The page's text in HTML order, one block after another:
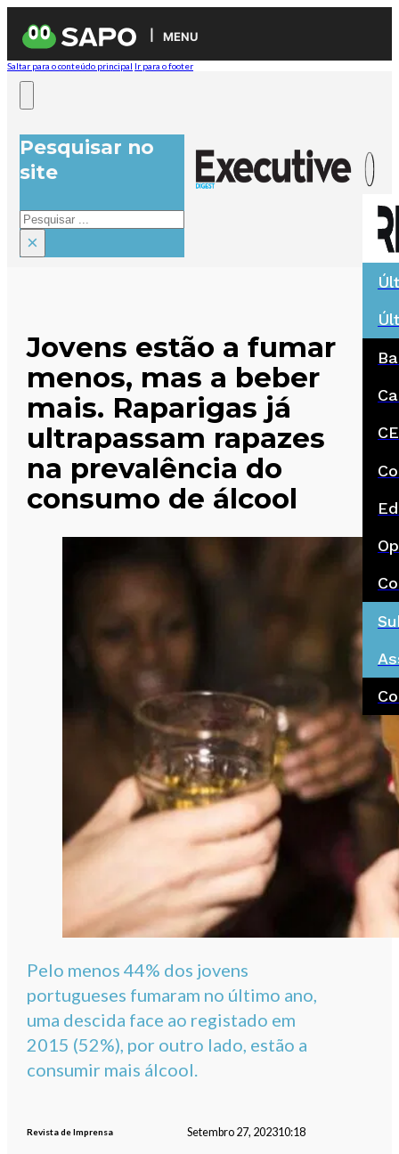
MENU
Saltar para o conteúdo principal Ir para o footer
Pesquisar no
site
Pesquisar
×
Jovens estão a fumar
menos, mas a beber
mais. Raparigas já
ultrapassam rapazes
na prevalência do
consumo de álcool
Pelo menos 44% dos jovens
portugueses fumaram no último ano,
uma descida face ao registado em
2015 (52%), por outro lado, estão a
consumir mais álcool.
Revista de Imprensa Setembro 27, 202310:18